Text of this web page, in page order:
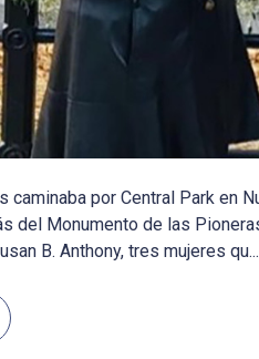
caminaba por Central Park en
del Monumento de las
B. Anthony, tres mujeres qu...